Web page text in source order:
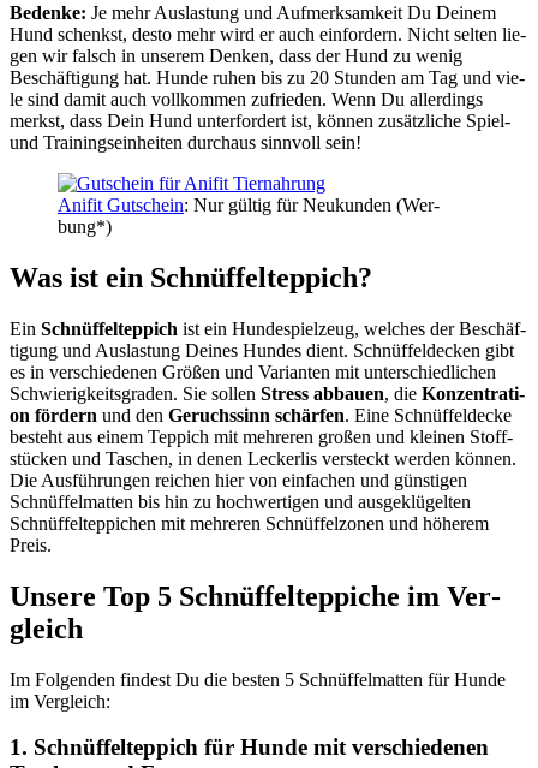
Beden­ke: Je mehr Aus­las­tung und Auf­merk­sam­keit Du Dei­nem
Hund schenkst, des­to mehr wird er auch ein­for­dern. Nicht sel­ten lie­
gen wir falsch in unse­rem Den­ken, dass der Hund zu wenig
Beschäf­ti­gung hat. Hun­de ruhen bis zu 20 Stun­den am Tag und vie­
le sind damit auch voll­kom­men zufrie­den. Wenn Du aller­dings
merkst, dass Dein Hund unter­for­dert ist, kön­nen zusätz­li­che Spiel-
und Trai­nings­ein­hei­ten durch­aus sinn­voll sein!
Ani­fit Gut­schein: Nur gül­tig für Neu­kun­den (Wer­
bung*)
Was ist ein Schnüf­fel­tep­pich?
Ein Schnüf­fel­tep­pich ist ein Hun­de­spiel­zeug, wel­ches der Beschäf­
ti­gung und Aus­las­tung Dei­nes Hun­des dient. Schnüf­fel­de­cken gibt
es in ver­schie­de­nen Grö­ßen und Vari­an­ten mit unter­schied­li­chen
Schwie­rig­keits­gra­den. Sie sol­len Stress abbau­en, die Kon­zen­tra­ti­
on för­dern und den Geruchs­sinn schär­fen. Eine Schnüf­fel­de­cke
besteht aus einem Tep­pich mit meh­re­ren gro­ßen und klei­nen Stoff­
stü­cken und Taschen, in denen Lecker­lis ver­steckt wer­den kön­nen.
Die Aus­füh­run­gen rei­chen hier von ein­fa­chen und güns­ti­gen
Schnüf­fel­mat­ten bis hin zu hoch­wer­ti­gen und aus­ge­klü­gel­ten
Schnüf­fel­tep­pi­chen mit meh­re­ren Schnüf­fel­zo­nen und höhe­rem
Preis.
Unse­re Top 5 Schnüf­fel­tep­pi­che im Ver­
gleich
Im Fol­gen­den fin­dest Du die bes­ten 5 Schnüf­fel­mat­ten für Hun­de
im Ver­gleich:
1. Schnüf­fel­tep­pich für Hun­de mit ver­schie­de­nen